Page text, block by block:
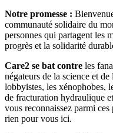
Notre promesse :
communauté solidaire du
personnes qui partagent les
progrès et la solidarité
Care2 se bat contre les
négateurs de la science et
lobbyistes, les xénophobes,
de fracturation hydraulique
vous reconnaissez parmi
rien pour vous ici.